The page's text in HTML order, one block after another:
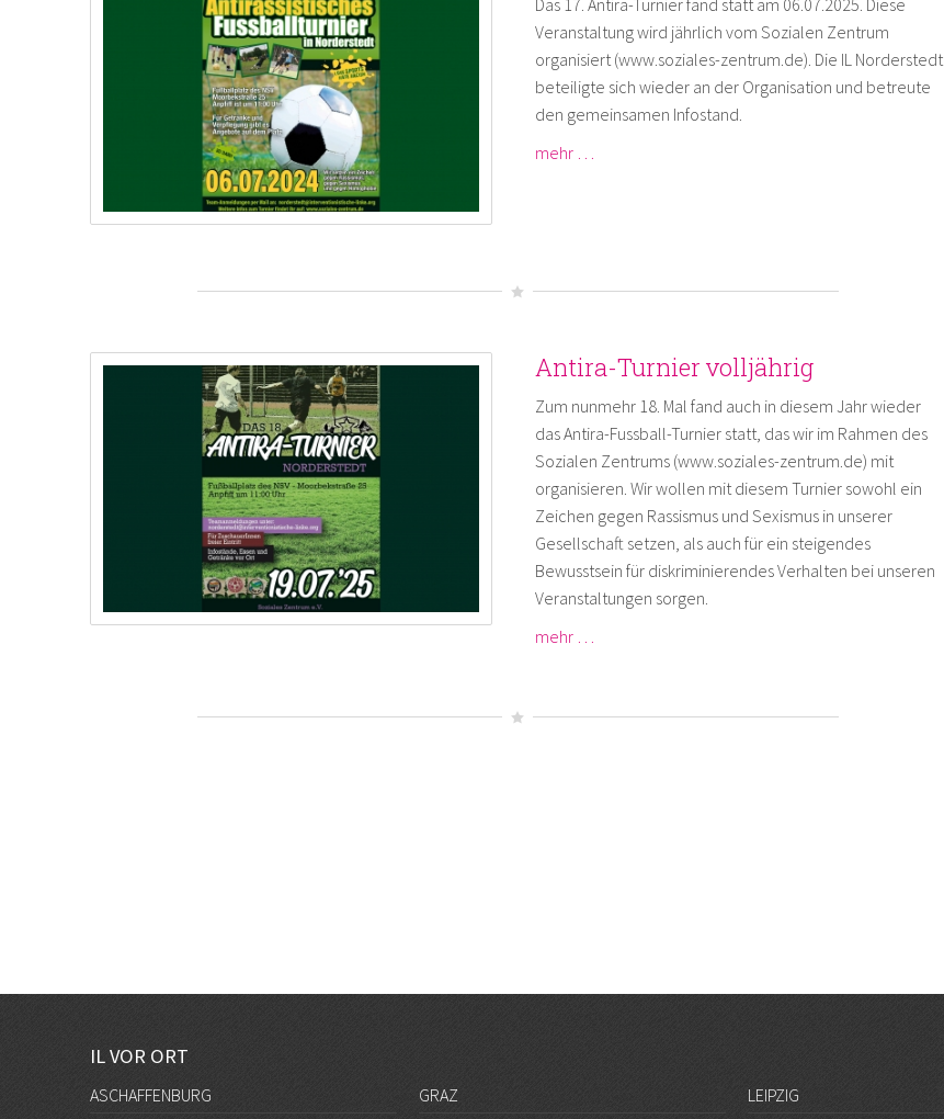
Das 17. Antira-Turnier fand statt am 06.07.2025. Diese
Veranstaltung wird jährlich vom Sozialen Zentrum
organisiert (www.soziales-zentrum.de). Die IL Norderstedt
beteiligte sich wieder an der Organisation und betreute
den gemeinsamen Infostand.
mehr …
Antira-Turnier volljährig
Zum nunmehr 18. Mal fand auch in diesem Jahr wieder
das Antira-Fussball-Turnier statt, das wir im Rahmen des
Sozialen Zentrums (www.soziales-zentrum.de) mit
organisieren. Wir wollen mit diesem Turnier sowohl ein
Zeichen gegen Rassismus und Sexismus in unserer
Gesellschaft setzen, als auch für ein steigendes
Bewusstsein für diskriminierendes Verhalten bei unseren
Veranstaltungen sorgen.
mehr …
IL VOR ORT
ASCHAFFENBURG GRAZ LEIPZIG